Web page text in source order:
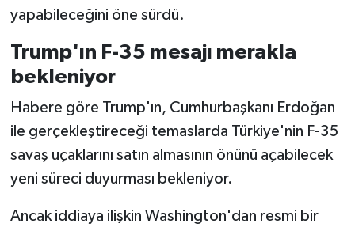
yapabileceğini öne sürdü.
Trump'ın F-35 mesajı merakla
bekleniyor
Habere göre Trump'ın, Cumhurbaşkanı Erdoğan
ile gerçekleştireceği temaslarda Türkiye'nin F-35
savaş uçaklarını satın almasının önünü açabilecek
yeni süreci duyurması bekleniyor.
Ancak iddiaya ilişkin Washington'dan resmi bir